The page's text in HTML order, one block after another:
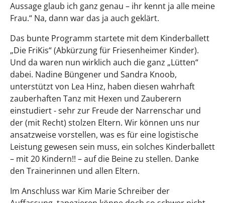
Aussage glaub ich ganz genau – ihr kennt ja alle meine
Frau.“ Na, dann war das ja auch geklärt.
Das bunte Programm startete mit dem Kinderballett
„Die FriKis“ (Abkürzung für Friesenheimer Kinder).
Und da waren nun wirklich auch die ganz „Lütten“
dabei. Nadine Büngener und Sandra Knoob,
unterstützt von Lea Hinz, haben diesen wahrhaft
zauberhaften Tanz mit Hexen und Zauberern
einstudiert - sehr zur Freude der Narrenschar und
der (mit Recht) stolzen Eltern. Wir können uns nur
ansatzweise vorstellen, was es für eine logistische
Leistung gewesen sein muss, ein solches Kinderballett
– mit 20 Kindern!! – auf die Beine zu stellen. Danke
den Trainerinnen und allen Eltern.
Im Anschluss war Kim Marie Schreiber der